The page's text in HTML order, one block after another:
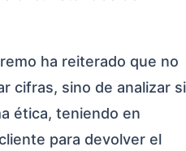
ha reiterado que no
cifras, sino de analizar si
ética, teniendo en
para devolver el